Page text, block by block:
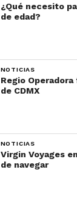
¿Qué necesito
de edad?
NOTICIAS
Regio
de CDMX
NOTICIAS
Virgin Voyages
de navegar